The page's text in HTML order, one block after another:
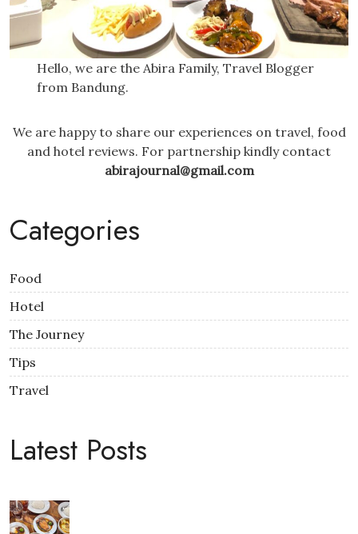
Hello, we are the Abira Family, Travel Blogger
from Bandung.
We are happy to share our experiences on travel, food
and hotel reviews. For partnership kindly contact
abirajournal@gmail.com
Categories
Food
Hotel
The Journey
Tips
Travel
Latest Posts